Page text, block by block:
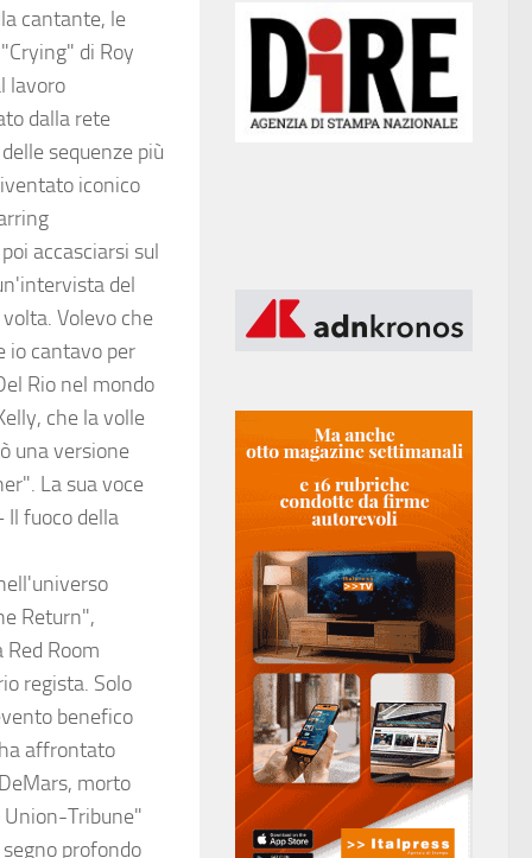
cantante, le
di Roy
lavoro
dalla rete
sequenze più
iconico
accasciarsi sul
del
Volevo che
io cantavo per
Rio nel mondo
che la volle
una versione
La sua voce
Il fuoco della
Return",
Room
regista. Solo
benefico
affrontato
morto
Tribune"
profondo